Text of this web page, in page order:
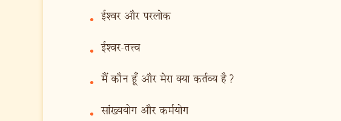
• ईश्वर और परलोक
• ईश्वर-तत्त्व
• मैं कौन हूँ और मेरा क्या कर्तव्य है?
• सांख्ययोग और कर्मयोग